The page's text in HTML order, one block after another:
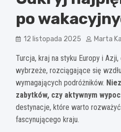
po
12 listopada 2025 Marta
Turcja, kraj na styku Europy i
wybrzeże, rozciągające się
wymagających podróżników.
zabytków, czy aktywnym
destynacje, które warto
fascynującego kraju.